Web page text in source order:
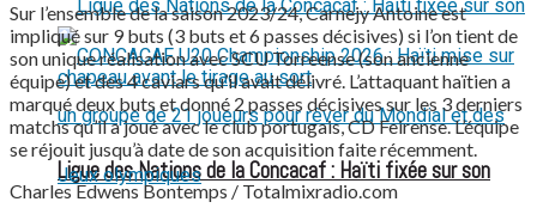
Ligue des Nations de la Concacaf : Haïti fixée sur son
Sur l’ensemble de la saison 2023/24, Carnejy Antoine est
impliqué sur 9 buts (3 buts et 6 passes décisives) si l’on tient de
son unique réalisation avec SCU Torreense (son ancienne
équipe) et des 4 caviars qu’il avait délivré. L’attaquant haïtien a
marqué deux buts et donné 2 passes décisives sur les 3 derniers
matchs qu’il a joué avec le club portugais, CD Feirense. L’équipe
se réjouit jusqu’à date de son acquisition faite récemment.
Charles Edwens Bontemps / Totalmixradio.com